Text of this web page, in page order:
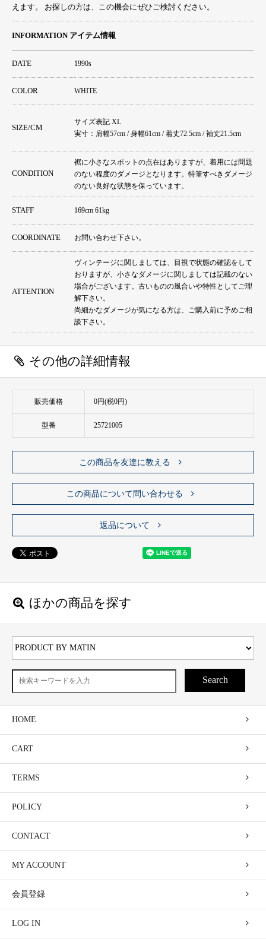
えます。 お探しの方は、この機会にぜひご検討ください。
INFORMATION アイテム情報
DATE 1990s
COLOR WHITE
SIZE/CM
サイズ表記 XL
実寸：肩幅57cm / 身幅61cm / 着丈72.5cm / 袖丈21.5cm
CONDITION
裾に小さなスポットの点在はありますが、着用には問題
のない程度のダメージとなります。特筆すべきダメージ
のない良好な状態を保っています。
STAFF 169cm 61kg
COORDINATE お問い合わせ下さい。
ATTENTION
ヴィンテージに関しましては、目視で状態の確認をして
おりますが、小さなダメージに関しましては記載のない
場合がございます。古いものの風合いや特性としてご理
解下さい。
尚細かなダメージが気になる方は、ご購入前に予めご相
談下さい。
その他の詳細情報
販売価格 0円(税0円)
型番 25721005
この商品を友達に教える
この商品について問い合わせる
返品について
ほかの商品を探す
Search
HOME
CART
TERMS
POLICY
CONTACT
MY ACCOUNT
会員登録
LOG IN